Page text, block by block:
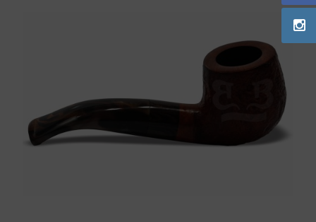
Limpadores para Cachimbo
Bolsas para Cachimbo